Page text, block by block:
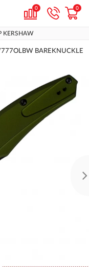
0 0
BAREKNUCKLE